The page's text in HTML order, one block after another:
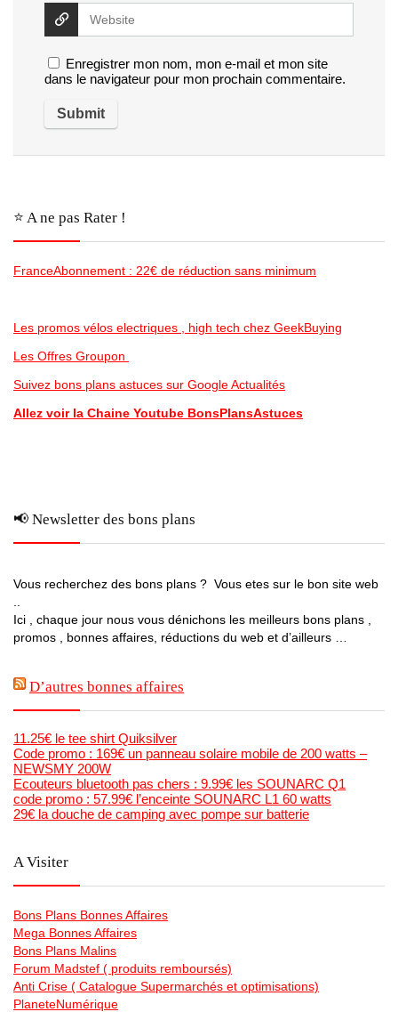
Enregistrer mon nom, mon e-mail et mon site
dans le navigateur pour mon prochain commentaire.
⭐️ A ne pas Rater !
FranceAbonnement : 22€ de réduction sans minimum
Les promos vélos electriques , high tech chez GeekBuying
Les Offres Groupon
Suivez bons plans astuces sur Google Actualités
Allez voir la Chaine Youtube BonsPlansAstuces
📢 Newsletter des bons plans
Vous recherchez des bons plans ? Vous etes sur le bon site web
Ici , chaque jour nous vous dénichons les meilleurs bons plans ,
promos , bonnes affaires, réductions du web et d’ailleurs …
D’autres bonnes affaires
11.25€ le tee shirt Quiksilver
Code promo : 169€ un panneau solaire mobile de 200 watts –
NEWSMY 200W
Ecouteurs bluetooth pas chers : 9.99€ les SOUNARC Q1
code promo : 57.99€ l’enceinte SOUNARC L1 60 watts
29€ la douche de camping avec pompe sur batterie
A Visiter
Bons Plans Bonnes Affaires
Mega Bonnes Affaires
Bons Plans Malins
Forum Madstef ( produits remboursés)
Anti Crise ( Catalogue Supermarchés et optimisations)
PlaneteNumérique